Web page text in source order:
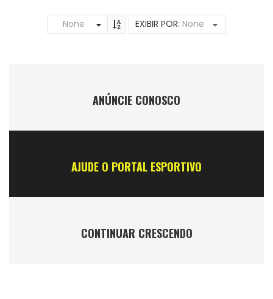
None EXIBIR POR: None
ANÚNCIE CONOSCO
AJUDE O PORTAL ESPORTIVO
CONTINUAR CRESCENDO